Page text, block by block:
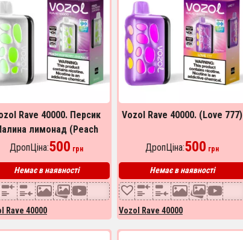
Rave 40000. Персик
лимонад (Peach
Raspberry Lemonade)
ДропЦіна:500 грн
Немає в наявності
Rave 40000
Vozol Rave 40000. (Love 777)
ДропЦіна:500 грн
Немає в наявності
Vozol Rave 40000